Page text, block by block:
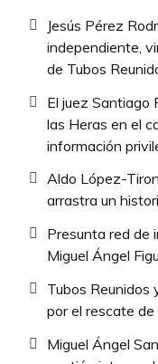
Jesús Pérez
independiente,
de Tubos
El juez Santiago
las Heras en el
información
Aldo López-
arrastra un
Presunta red de
Miguel Ángel
Tubos Reunidos
por el rescate
Miguel Ángel